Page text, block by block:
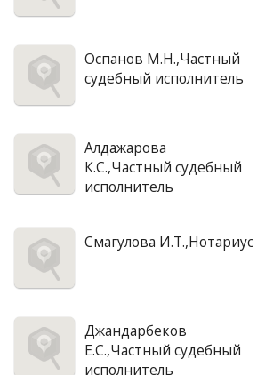
Оспанов М.Н.,Частный
судебный исполнитель
Алдажарова
К.С.,Частный судебный
исполнитель
Смагулова И.Т.,Нотариус
Джандарбеков
Е.С.,Частный судебный
исполнитель